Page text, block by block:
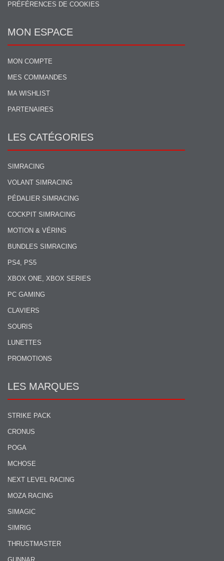
PRÉFÉRENCES DE COOKIES
MON ESPACE
MON COMPTE
MES COMMANDES
MA WISHLIST
PARTENAIRES
LES CATÉGORIES
SIMRACING
VOLANT SIMRACING
PÉDALIER SIMRACING
COCKPIT SIMRACING
MOTION & VÉRINS
BUNDLES SIMRACING
PS4, PS5
XBOX ONE, XBOX SERIES
PC GAMING
CLAVIERS
SOURIS
LUNETTES
PROMOTIONS
LES MARQUES
STRIKE PACK
CRONUS
POGA
MCHOSE
NEXT LEVEL RACING
MOZA RACING
SIMAGIC
SIMRIG
THRUSTMASTER